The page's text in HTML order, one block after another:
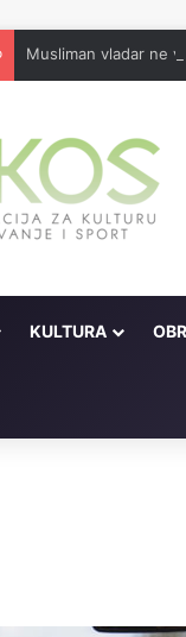
Musliman vladar ne
KULTURA
članak